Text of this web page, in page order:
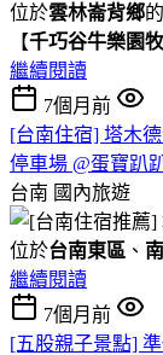
位於雲林崙背鄉的
【千巧谷牛樂園
繼續閱讀
7個月前
[台南住宿] 塔木
停車場 @蛋寶趴
台南 國內旅遊
位於台南東區 、
繼續閱讀
7個月前
[五股親子景點]